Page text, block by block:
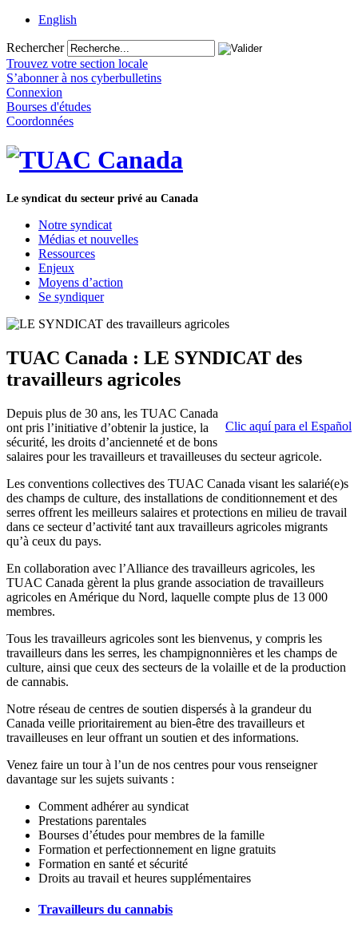
English
Rechercher
Trouvez votre section locale
S’abonner à nos cyberbulletins
Connexion
Bourses d'études
Coordonnées
Le syndicat du secteur privé au Canada
Notre syndicat
Médias et nouvelles
Ressources
Enjeux
Moyens d’action
Se syndiquer
TUAC Canada : LE SYNDICAT des
travailleurs agricoles
Clic aquí para el Español
Depuis plus de 30 ans, les TUAC Canada
ont pris l’initiative d’obtenir la justice, la
sécurité, les droits d’ancienneté et de bons
salaires pour les travailleurs et travailleuses du secteur agricole.
Les conventions collectives des TUAC Canada visant les salarié(e)s
des champs de culture, des installations de conditionnement et des
serres offrent les meilleurs salaires et protections en milieu de travail
dans ce secteur d’activité tant aux travailleurs agricoles migrants
qu’à ceux du pays.
En collaboration avec l’Alliance des travailleurs agricoles, les
TUAC Canada gèrent la plus grande association de travailleurs
agricoles en Amérique du Nord, laquelle compte plus de 13 000
membres.
Tous les travailleurs agricoles sont les bienvenus, y compris les
travailleurs dans les serres, les champignonnières et les champs de
culture, ainsi que ceux des secteurs de la volaille et de la production
de cannabis.
Notre réseau de centres de soutien dispersés à la grandeur du
Canada veille prioritairement au bien-être des travailleurs et
travailleuses en leur offrant un soutien et des informations.
Venez faire un tour à l’un de nos centres pour vous renseigner
davantage sur les sujets suivants :
Comment adhérer au syndicat
Prestations parentales
Bourses d’études pour membres de la famille
Formation et perfectionnement en ligne gratuits
Formation en santé et sécurité
Droits au travail et heures supplémentaires
Travailleurs du cannabis